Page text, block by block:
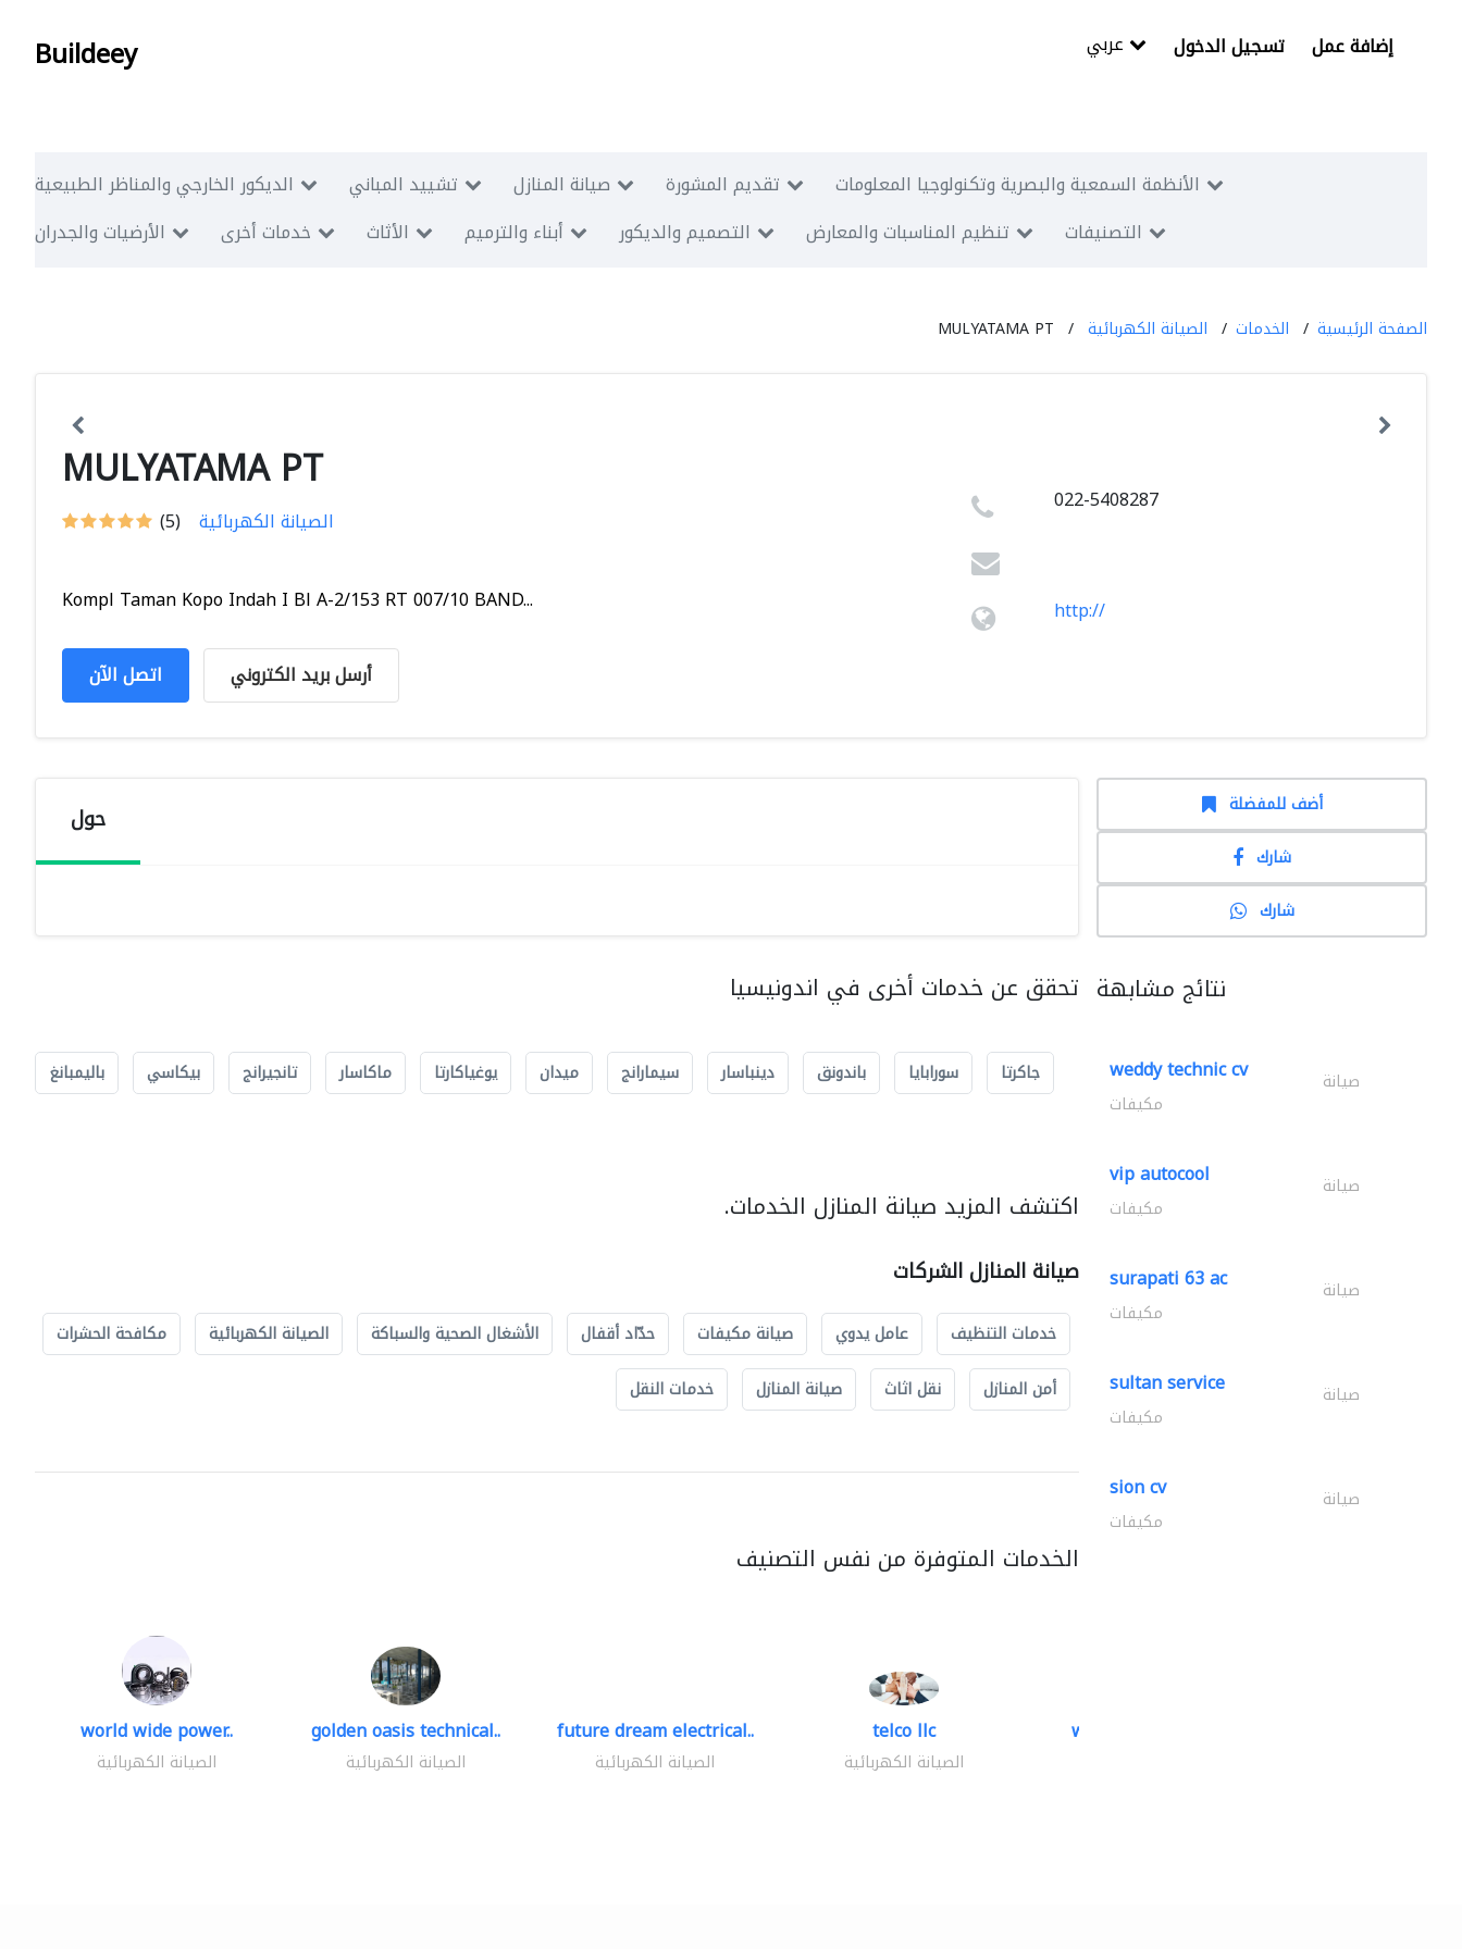
Buildeey تسجيل الدخول إضافة عمل
الديكور الخارجي والمناظر الطبيعية تشييد المباني صيانة المنازل تقديم المشورة
الأنظمة السمعية والبصرية وتكنولوجيا المعلومات
الأرضيات والجدران
خدمات أخرى الأثاث أبناء والترميم التصميم والديكور تنظيم المناسبات والمعارض التصنيفات
الصفحة الرئيسية الخدمات الصيانة الكهربائية MULYATAMA PT
MULYATAMA PT
(5) الصيانة الكهربائية
Kompl Taman Kopo Indah I Bl A-2/153 RT 007/10 BAND...
اتصل الآن أرسل بريد الكتروني
022-5408287
http://
حول
تحقق عن خدمات أخرى في اندونيسيا
جاكرتا سورابايا باندونق دينباسار سيمارانج ميدان يوغياكارتا ماكاسار تانجيرانج بيكاسي باليمبانغ
اكتشف المزيد صيانة المنازل الخدمات.
صيانة المنازل الشركات
خدمات التنظيف عامل يدوي صيانة مكيفات حدّاد أقفال الأشغال الصحية والسباكة الصيانة الكهربائية
مكافحة الحشرات
أمن المنازل
نقل اثاث صيانة المنازل خدمات النقل
الخدمات المتوفرة من نفس التصنيف
world wide power..
الصيانة الكهربائية
golden oasis technical..
الصيانة الكهربائية
future dream electrical..
الصيانة الكهربائية
telco llc
الصيانة الكهربائية
white arch general..
أضف للمفضلة
شارك
شارك
نتائج مشابهة
weddy technic cv صيانة
مكيفات
vip autocool صيانة
مكيفات
surapati 63 ac صيانة
مكيفات
sultan service صيانة
مكيفات
sion cv صيانة
مكيفات